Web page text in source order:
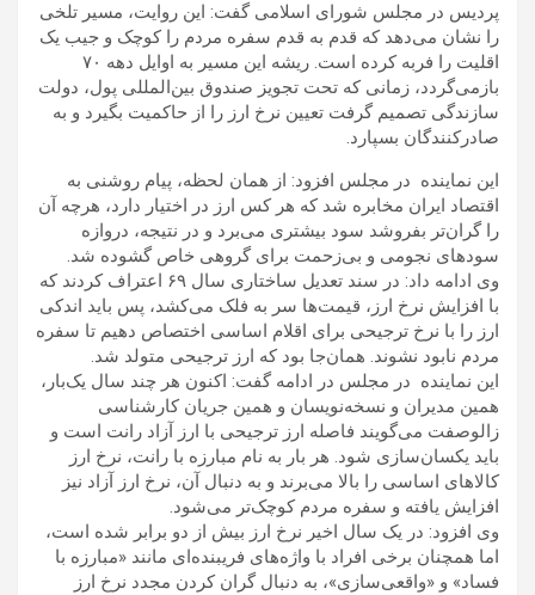
پردیس در مجلس شورای اسلامی گفت: این روایت، مسیر تلخی
را نشان می‌دهد که قدم به قدم سفره مردم را کوچک و جیب یک
اقلیت را فربه کرده است. ریشه این مسیر به اوایل دهه ۷۰
بازمی‌گردد، زمانی که تحت تجویز صندوق بین‌المللی پول، دولت
سازندگی تصمیم گرفت تعیین نرخ ارز را از حاکمیت بگیرد و به
صادرکنندگان بسپارد.
این نماینده در مجلس افزود: از همان لحظه، پیام روشنی به
اقتصاد ایران مخابره شد که هر کس ارز در اختیار دارد، هرچه آن
را گران‌تر بفروشد سود بیشتری می‌برد و در نتیجه، دروازه
سودهای نجومی و بی‌زحمت برای گروهی خاص گشوده شد.
وی ادامه داد: در سند تعدیل ساختاری سال ۶۹ اعتراف کردند که
با افزایش نرخ ارز، قیمت‌ها سر به فلک می‌کشد، پس باید اندکی
ارز را با نرخ ترجیحی برای اقلام اساسی اختصاص دهیم تا سفره
مردم نابود نشوند. همان‌جا بود که ارز ترجیحی متولد شد.
این نماینده در مجلس در ادامه گفت: اکنون هر چند سال یک‌بار،
همین مدیران و نسخه‌نویسان و همین جریان کارشناسی
زالوصفت می‌گویند فاصله ارز ترجیحی با ارز آزاد رانت است و
باید یکسان‌سازی شود. هر بار به نام مبارزه با رانت، نرخ ارز
کالاهای اساسی را بالا می‌برند و به دنبال آن، نرخ ارز آزاد نیز
افزایش یافته و سفره مردم کوچک‌تر می‌شود.
وی افزود: در یک سال اخیر نرخ ارز بیش از دو برابر شده است،
اما همچنان برخی افراد با واژه‌های فریبنده‌ای مانند «مبارزه با
فساد» و «واقعی‌سازی»، به دنبال گران کردن مجدد نرخ ارز